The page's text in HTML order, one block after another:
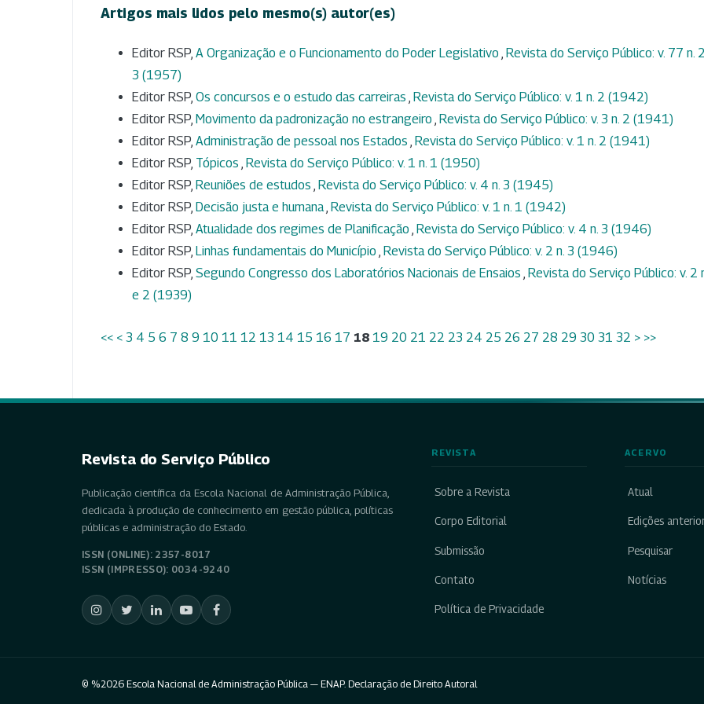
Artigos mais lidos pelo mesmo(s) autor(es)
Editor RSP, A Organização e o Funcionamento do Poder Legislativo , Revista do Serviço Público: v. 77 n.
3 (1957)
Editor RSP, Os concursos e o estudo das carreiras , Revista do Serviço Público: v. 1 n. 2 (1942)
Editor RSP, Movimento da padronização no estrangeiro , Revista do Serviço Público: v. 3 n. 2 (1941)
Editor RSP, Administração de pessoal nos Estados , Revista do Serviço Público: v. 1 n. 2 (1941)
Editor RSP, Tópicos , Revista do Serviço Público: v. 1 n. 1 (1950)
Editor RSP, Reuniões de estudos , Revista do Serviço Público: v. 4 n. 3 (1945)
Editor RSP, Decisão justa e humana, Revista do Serviço Público: v. 1 n. 1 (1942)
Editor RSP, Atualidade dos regimes de Planificação , Revista do Serviço Público: v. 4 n. 3 (1946)
Editor RSP, Linhas fundamentais do Município , Revista do Serviço Público: v. 2 n. 3 (1946)
Editor RSP, Segundo Congresso dos Laboratórios Nacionais de Ensaios , Revista do Serviço Público: v. 2
e 2 (1939)
<< < 3 4 5 6 7 8 9 10 11 12 13 14 15 16 17 18 19 20 21 22 23 24 25 26 27 28 29 30 31 32 > >>
Revista do Serviço Público
Publicação científica da Escola Nacional de Administração Pública,
dedicada à produção de conhecimento em gestão pública, políticas
públicas e administração do Estado.
ISSN (ONLINE): 2357-8017
ISSN (IMPRESSO): 0034-9240
REVISTA
Sobre a Revista
Corpo Editorial
Submissão
Contato
Política de Privacidade
ACERVO
Atual
Edições
Pesquisar
Notícias
© %2026 Escola Nacional de Administração Pública — ENAP. Declaração de Direito Autoral